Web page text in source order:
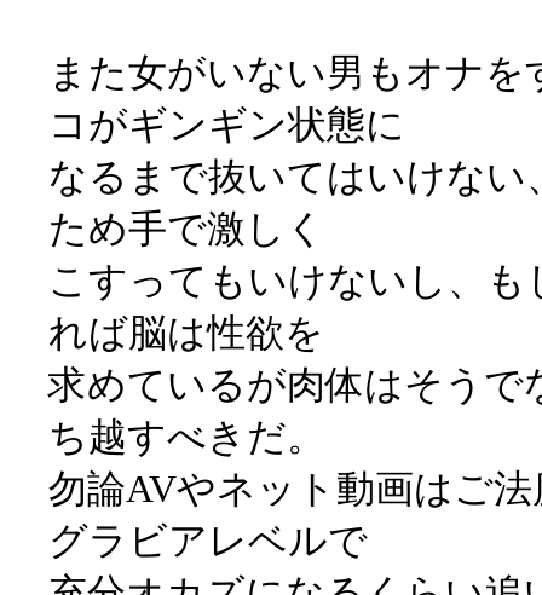
また女がいない男もオナ
コがギンギン状態に
なるまで抜いてはいけな
ため手で激しく
こすってもいけないし、
れば脳は性欲を
求めているが肉体はそうで
ち越すべきだ。
勿論AVやネット動画はご
グラビアレベルで